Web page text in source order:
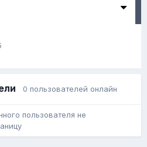
0 пользователей онлайн
пользователя не